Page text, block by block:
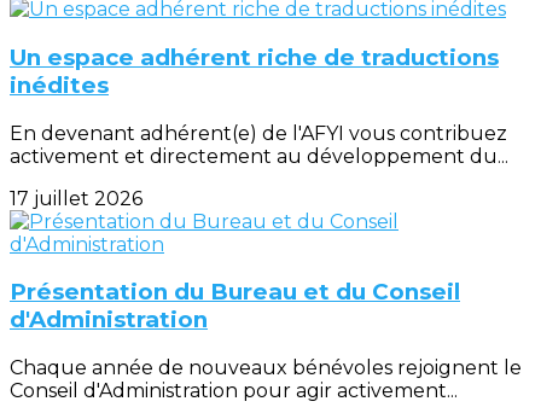
Un espace adhérent riche de traductions
inédites
En devenant adhérent(e) de l'AFYI vous contribuez
activement et directement au développement du...
17 juillet 2026
Présentation du Bureau et du Conseil
d'Administration
Chaque année de nouveaux bénévoles rejoignent le
Conseil d'Administration pour agir activement...